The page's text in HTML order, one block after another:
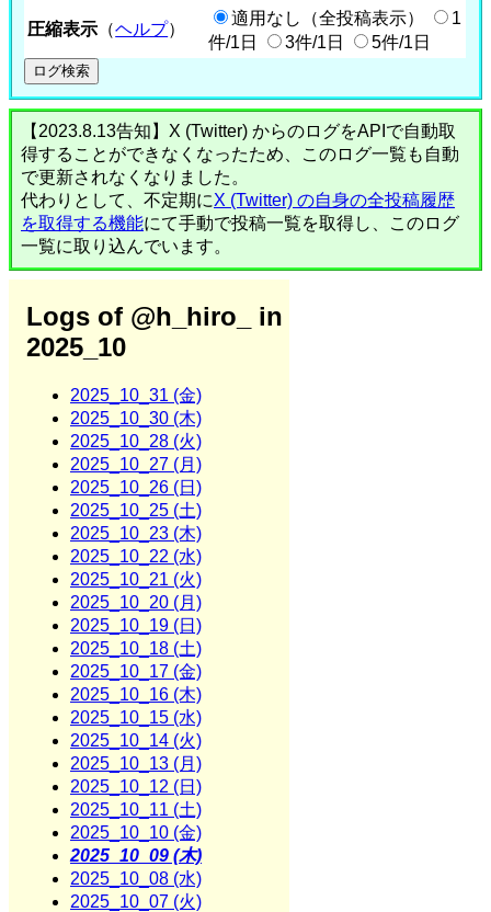
圧縮表示 （ヘルプ）
適用なし（全投稿表示）
1
件/1日
3件/1日 5件/1日
【2023.8.13告知】X (Twitter) からのログをAPIで自動取
得することができなくなったため、このログ一覧も自動
で更新されなくなりました。
代わりとして、不定期にX (Twitter) の自身の全投稿履歴
を取得する機能にて手動で投稿一覧を取得し、このログ
一覧に取り込んでいます。
Logs of @h_hiro_ in
2025_10
2025_10_31 (金)
2025_10_30 (木)
2025_10_28 (火)
2025_10_27 (月)
2025_10_26 (日)
2025_10_25 (土)
2025_10_23 (木)
2025_10_22 (水)
2025_10_21 (火)
2025_10_20 (月)
2025_10_19 (日)
2025_10_18 (土)
2025_10_17 (金)
2025_10_16 (木)
2025_10_15 (水)
2025_10_14 (火)
2025_10_13 (月)
2025_10_12 (日)
2025_10_11 (土)
2025_10_10 (金)
2025_10_09 (木)
2025_10_08 (水)
2025_10_07 (火)